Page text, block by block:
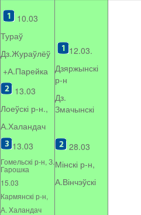
10.03
Тураў
Дз.Жураўлёў
+А.Парейка
13.03
Лоеўскі р-н.,
А.Халандач
13.03
Гомельскі р-н, З.
Гарошка
15.03
Кармянскі р-н,
А. Xаландач
12.03.
Дзяржынскі
р-н
Дз.
Змачынскі
28.03
Мінскі р-н,
А.Вінчэўскі